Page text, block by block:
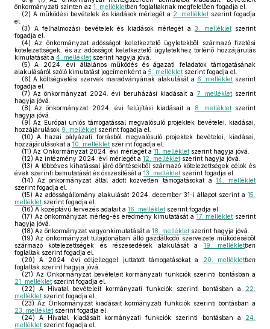
önkormányzati szinten az 1. mellékletben foglaltaknak megfelelően fogadja el.
(2) A működési bevételek és kiadások mérlegét a 2. melléklet szerint fogadja
el.
(3) A felhalmozási bevételek és kiadások mérlegét a 3. mellékletszerint
fogadja el.
(4) Az önkormányzat adósságot keletkeztető ügyletekből származó fizetési
kötelezettségek, és az adósságot keletkeztető ügyletekhez történő hozzájárulás
kimutatását a 4. melléklet szerint hagyja jóvá.
(5) A 2024. évi általános működés és ágazati feladatok támogatásának
alakulásáról szóló kimutatást jogcímenként a 5. melléklet szerint fogadja el.
(6) A költségvetési szervek maradványának alakulását a 6. mellékletszerint
fogadja el
(7) Az önkormányzat 2024. évi beruházási kiadásait a 7. mellékletszerint
hagyja jóvá.
(8) Az önkormányzat 2024. évi felújítási kiadásait a 8. mellékletszerint
hagyja jóvá.
(9) Az Európai uniós támogatással megvalósuló projektek bevételei, kiadásai,
hozzájárulások 9. melléklet szerint fogadja el.
(10) A hazai pályázati forrásból megvalósuló projektek bevételei, kiadásai,
hozzájárulásokat a 10. melléklet szerint fogadja el.
(11) Az Önkormányzat 2024. évi mérlegét a 11. melléklet szerint hagyja jóvá.
(12) Az intézmény 2024. évi mérlegét a 12. melléklet szerint hagyja jóvá.
(13) A többéves kihatással járó döntésekből származó kötelezettségek célok és
évek szerinti bemutatását és összesítését a 13. melléklet szerint fogadja el.
(14) Az önkormányzat által adott közvetlen támogatásokat a14. melléklet
szerint fogadja el.
(15) Az adósságállomány alakulását 2024. december 31-i állapot szerint a 15.
melléklet szerint fogadja el.
(16) A középtávú tervezés adatait a 16. melléklet szerint fogadja el.
(17) Az önkormányzat mérleg-és eredmény kimutatását a 17. melléklet szerint
hagyja jóvá.
(18) Az önkormányzat vagyonkimutatását a 18. melléklet szerint hagyja jóvá.
(19) Az önkormányzat tulajdonában álló gazdálkodó szervezete működéséből
származó kötelezettségek és részesedések alakulását a 19. mellékletben
foglaltak szerint fogadja el.
(20) A 2024. évi céljelleggel juttatott támogatásokat a 20. mellékletben
foglaltak szerint hagyja jóvá.
(21) Az Önkormányzat bevételeit kormányzati funkciók szerinti bontásban a
21. melléklet szerint fogadja el.
(22) A Hivatal bevételeit kormányzati funkciók szerinti bontásban a 22.
melléklet szerint fogadja el.
(23) Az Önkormányzat kiadásait kormányzati funkciók szerinti bontásban a
23. melléklet szerint fogadja el.
(24) A Hivatal kiadásait kormányzati funkciók szerinti bontásban a 24.
melléklet szerint fogadja el.